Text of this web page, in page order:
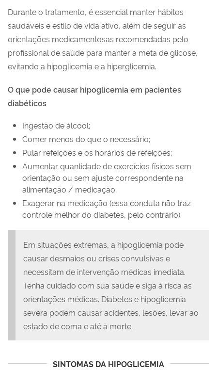
Durante o tratamento, é essencial manter hábitos
saudáveis e estilo de vida ativo, além de seguir as
orientações medicamentosas recomendadas pelo
profissional de saúde para manter a meta de glicose,
evitando a hipoglicemia e a hiperglicemia.
O que pode causar hipoglicemia em pacientes
diabéticos
Ingestão de álcool;
Comer menos do que o necessário;
Pular refeições e os horários de refeições;
Aumentar quantidade de exercícios físicos sem
orientação ou sem ajuste correspondente na
alimentação / medicação;
Exagerar na medicação (essa conduta não traz
controle melhor do diabetes, pelo contrário).
Em situações extremas, a hipoglicemia pode
causar desmaios ou crises convulsivas e
necessitam de intervenção médicas imediata.
Tenha cuidado com sua saúde e siga à risca as
orientações médicas. Diabetes e hipoglicemia
severa podem causar acidentes, lesões, levar ao
estado de coma e até à morte.
SINTOMAS DA HIPOGLICEMIA